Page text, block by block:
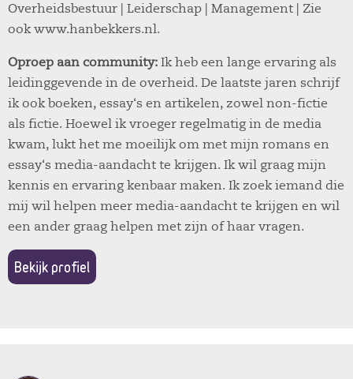
Overheidsbestuur | Leiderschap | Management | Zie
ook www.hanbekkers.nl.
Oproep aan community: Ik heb een lange ervaring als
leidinggevende in de overheid. De laatste jaren schrijf
ik ook boeken, essay‘s en artikelen, zowel non-fictie
als fictie. Hoewel ik vroeger regelmatig in de media
kwam, lukt het me moeilijk om met mijn romans en
essay‘s media-aandacht te krijgen. Ik wil graag mijn
kennis en ervaring kenbaar maken. Ik zoek iemand die
mij wil helpen meer media-aandacht te krijgen en wil
een ander graag helpen met zijn of haar vragen.
Bekijk profiel